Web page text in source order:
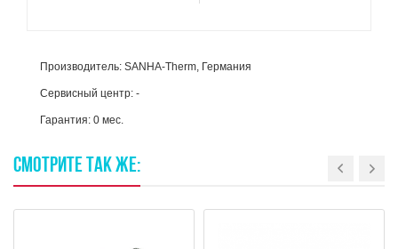
Производитель: SANHA-Therm, Германия
Сервисный центр: -
Гарантия: 0 мес.
СМОТРИТЕ ТАКЖЕ: